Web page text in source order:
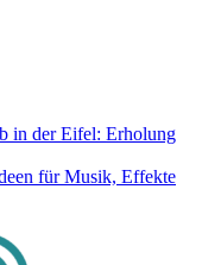
in der Eifel: Erholung
für Musik, Effekte